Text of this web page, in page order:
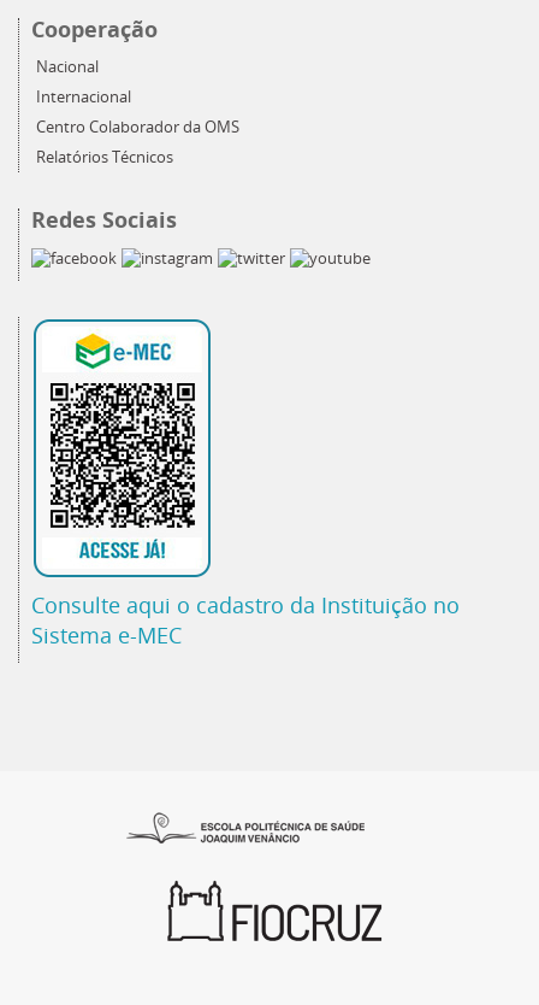
Cooperação
Nacional
Internacional
Centro Colaborador da OMS
Relatórios Técnicos
Redes Sociais
Consulte aqui o cadastro da Instituição no
Sistema e-MEC